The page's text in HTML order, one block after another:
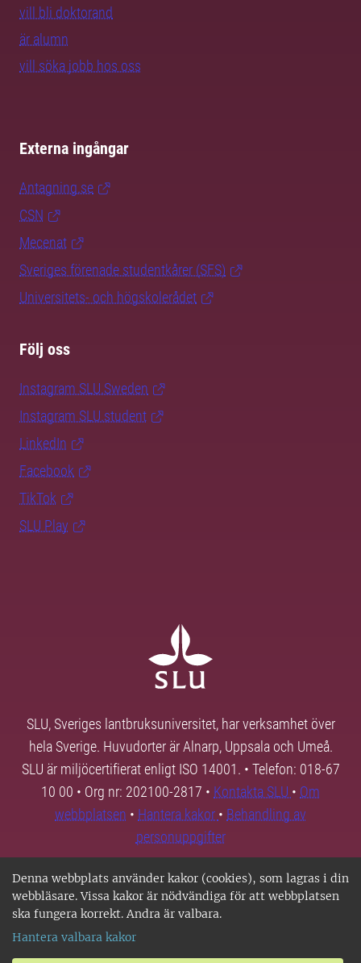
Denna webbplats använder kakor (cookies), som lagras i din
webbläsare. Vissa kakor är nödvändiga för att webbplatsen
ska fungera korrekt. Andra är valbara.
Hantera valbara kakor
vill bli doktorand
är alumn
vill söka jobb hos oss
Externa ingångar
Antagning.se
CSN
Mecenat
Sveriges förenade studentkårer (SFS)
Universitets- och högskolerådet
Följ oss
Instagram SLU.Sweden
Instagram SLU.student
LinkedIn
Facebook
TikTok
SLU Play
SLU, Sveriges lantbruksuniversitet, har verksamhet över
hela Sverige. Huvudorter är Alnarp, Uppsala och Umeå.
SLU är miljöcertifierat enligt ISO 14001. • Telefon: 018-67
10 00 • Org nr: 202100-2817 • Kontakta SLU • Om
webbplatsen • Hantera kakor • Behandling av
personuppgifter